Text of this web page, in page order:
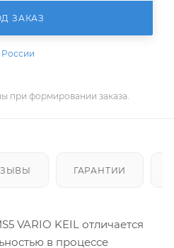
ЗАКАЗ
России
при формировании заказа.
ГАРАНТИИ
VARIO KEIL отличается
в процессе